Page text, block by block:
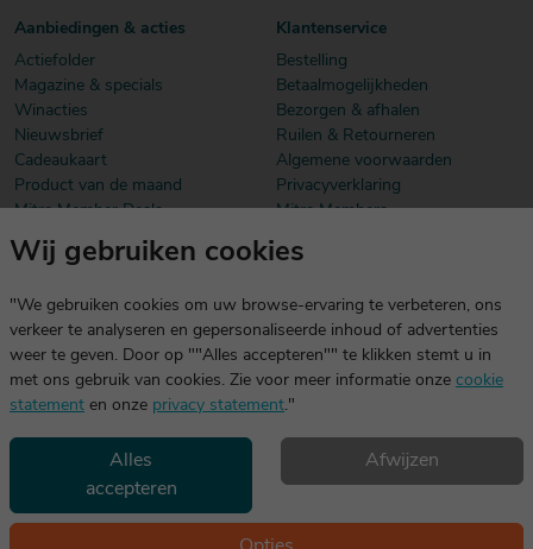
Aanbiedingen & acties
Actiefolder
Magazine & specials
Winacties
Nieuwsbrief
Cadeaukaart
Product van de maand
Mitra Member Deals
Klantenservice
Bestelling
Betaalmogelijkheden
Bezorgen & afhalen
Ruilen & Retourneren
Algemene voorwaarden
Privacyverklaring
Mitra Members
Download onze app
dezelfde gegevens die je voor mitra.nl gebruikt.
Geniet, maar drink met mate. Geen 18 geen alcohol
©2026 Mitra -Disclaimerencopyright- Verantwoord
Wij gebruiken cookies
"We gebruiken cookies om uw browse-ervaring te verbeteren, ons
verkeer te analyseren en gepersonaliseerde inhoud of advertenties
weer te geven. Door op ""Alles accepteren"" te klikken stemt u in
met ons gebruik van cookies. Zie voor meer informatie onze cookie
statement en onze privacy statement."
Alles
accepteren
Afwijzen